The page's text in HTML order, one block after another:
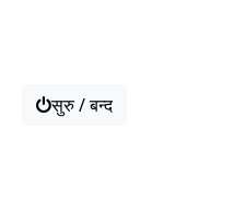
सुरु / बन्द